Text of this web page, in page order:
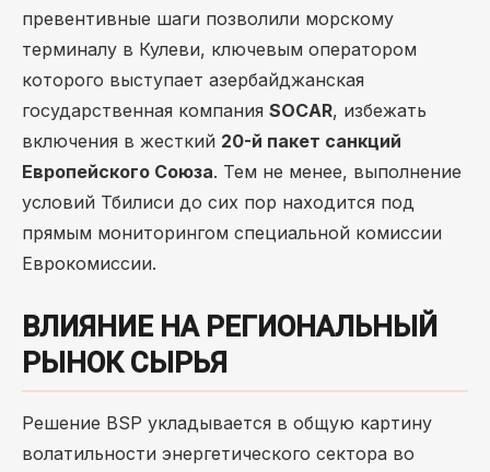
превентивные шаги позволили морскому
терминалу в Кулеви, ключевым оператором
которого выступает азербайджанская
государственная компания SOCAR, избежать
включения в жесткий 20-й пакет санкций
Европейского Союза. Тем не менее, выполнение
условий Тбилиси до сих пор находится под
прямым мониторингом специальной комиссии
Еврокомиссии.
ВЛИЯНИЕ НА РЕГИОНАЛЬНЫЙ
РЫНОК СЫРЬЯ
Решение BSP укладывается в общую картину
волатильности энергетического сектора во